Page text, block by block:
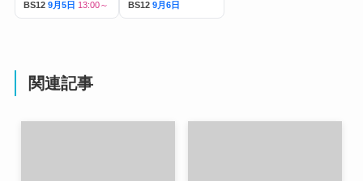
BS12 9月5日 13:00～ BS12 9月6日
関連記事